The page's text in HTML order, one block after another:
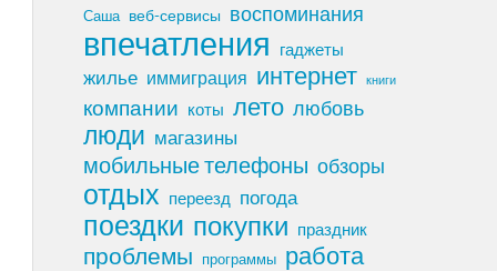
Саша веб-сервисы воспоминания
впечатления гаджеты
жилье иммиграция интернет книги
компании коты лето любовь
люди магазины
мобильные телефоны обзоры
отдых переезд погода
поездки покупки праздник
проблемы программы работа